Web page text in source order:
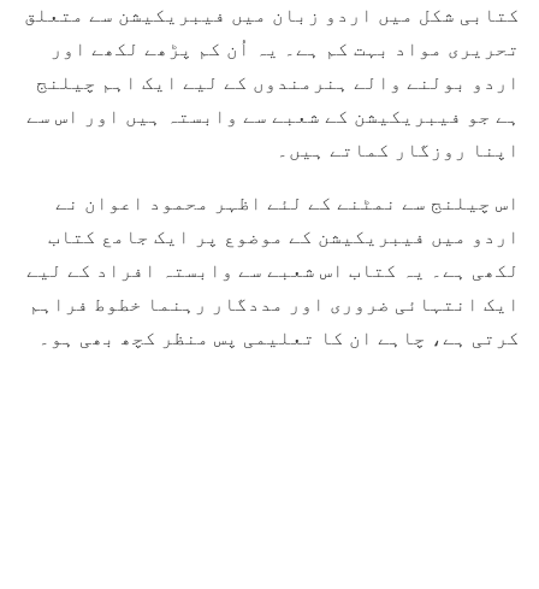
کتابی شکل میں اردو زبان میں فیبریکیشن سے متعلق
تحریری مواد بہت کم ہے۔ یہ اُن کم پڑھے لکھے اور
اردو بولنے والے ہنرمندوں کے لیے ایک اہم چیلنج
ہے جو فیبریکیشن کے شعبے سے وابستہ ہیں اور اس سے
اپنا روزگار کماتے ہیں۔
اس چیلنج سے نمٹنے کے لئے اظہر محمود اعوان نے
اردو میں فیبریکیشن کے موضوع پر ایک جامع کتاب
لکھی ہے۔ یہ کتاب اس شعبے سے وابستہ افراد کے لیے
ایک انتہائی ضروری اور مددگار رہنما خطوط فراہم
کرتی ہے، چاہے ان کا تعلیمی پس منظر کچھ بھی ہو۔